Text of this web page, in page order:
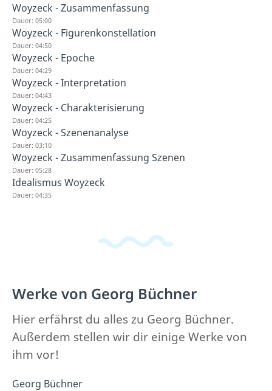
Woyzeck - Zusammenfassung
Dauer: 05:00
Woyzeck - Figurenkonstellation
Dauer: 04:50
Woyzeck - Epoche
Dauer: 04:29
Woyzeck - Interpretation
Dauer: 04:43
Woyzeck - Charakterisierung
Dauer: 04:25
Woyzeck - Szenenanalyse
Dauer: 03:10
Woyzeck - Zusammenfassung Szenen
Dauer: 05:28
Idealismus Woyzeck
Dauer: 04:35
Werke von Georg Büchner
Hier erfährst du alles zu Georg Büchner.
Außerdem stellen wir dir einige Werke von
ihm vor!
Georg Büchner